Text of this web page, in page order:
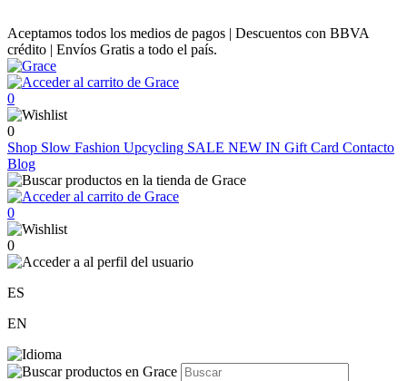
Aceptamos todos los medios de pagos | Descuentos con BBVA
crédito | Envíos Gratis a todo el país.
0
0
Shop Slow Fashion Upcycling SALE NEW IN Gift Card Contacto
Blog
0
0
ES
EN